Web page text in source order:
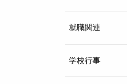
就職関連
学校行事